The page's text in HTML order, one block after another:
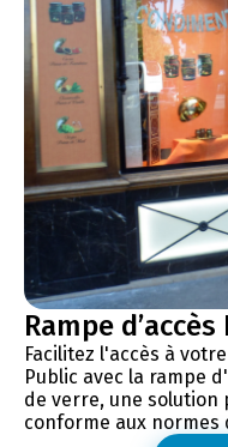
Rampe
Facilitez l'accès à
Public avec la rampe
de verre, une solution
conforme aux normes